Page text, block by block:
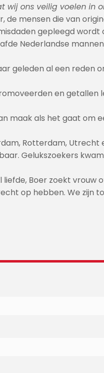
ons veilig voelen in
de mensen die van
gepleegd wordt
Nederlandse
geleden al een reden
en getallen
maak als het gaat om
Rotterdam, Utrecht
Gelukszoekers
Boer zoekt vrouw
op hebben. We zijn